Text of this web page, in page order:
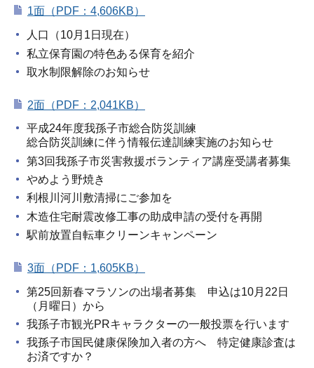
1面（PDF：4,606KB）
人口（10月1日現在）
私立保育園の特色ある保育を紹介
取水制限解除のお知らせ
2面（PDF：2,041KB）
平成24年度我孫子市総合防災訓練
総合防災訓練に伴う情報伝達訓練実施のお知らせ
第3回我孫子市災害救援ボランティア講座受講者募集
やめよう野焼き
利根川河川敷清掃にご参加を
木造住宅耐震改修工事の助成申請の受付を再開
駅前放置自転車クリーンキャンペーン
3面（PDF：1,605KB）
第25回新春マラソンの出場者募集 申込は10月22日
（月曜日）から
我孫子市観光PRキャラクターの一般投票を行います
我孫子市国民健康保険加入者の方へ 特定健康診査は
お済ですか？